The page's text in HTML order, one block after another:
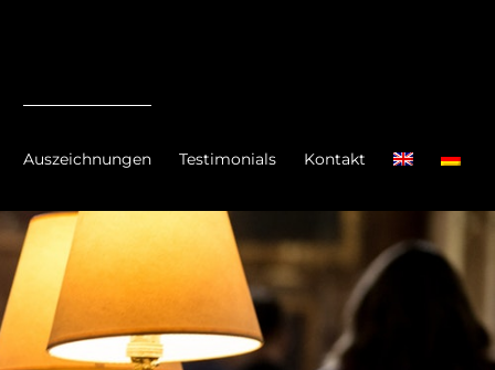
Auszeichnungen Testimonials Kontakt